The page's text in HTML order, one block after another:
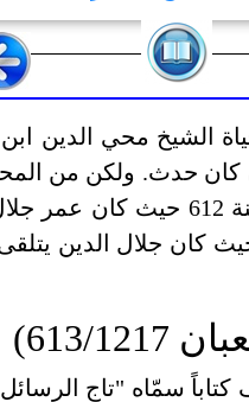
الشيخ محي الدين ابن
كان حدث. ولكن من
يكون مثل هذا اللقاء حدث في ملطية أو في قونية في حدود سنة
كان جلال الدين
سمّاه "تاج